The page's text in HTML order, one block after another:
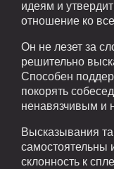
идеям и
отношение ко
Он не лезет за
решительно
Способен
покорять
ненавязчивым
Высказывания
самостоятельны
склонность к